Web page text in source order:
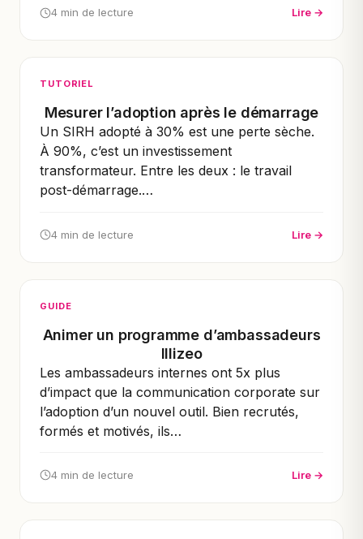
4 min de lecture Lire →
TUTORIEL
Mesurer l’adoption après le démarrage
Un SIRH adopté à 30% est une perte sèche.
À 90%, c’est un investissement
transformateur. Entre les deux : le travail
post-démarrage.…
4 min de lecture Lire →
GUIDE
Animer un programme d’ambassadeurs
Illizeo
Les ambassadeurs internes ont 5x plus
d’impact que la communication corporate sur
l’adoption d’un nouvel outil. Bien recrutés,
formés et motivés, ils…
4 min de lecture Lire →